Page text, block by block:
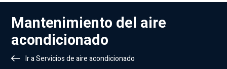
Mantenimiento del aire
acondicionado
Ir a Servicios de aire acondicionado